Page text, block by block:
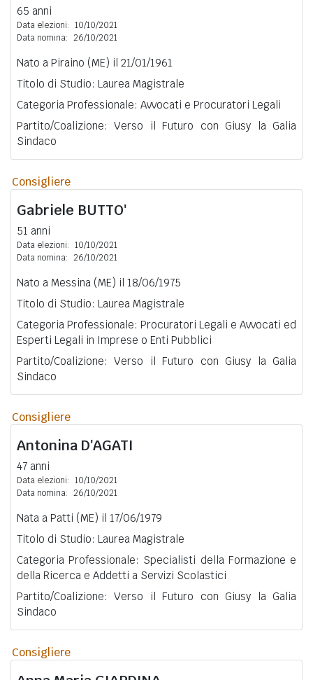
65 anni
Data elezioni: 10/10/2021
Data nomina: 26/10/2021
Nato a Piraino (ME) il 21/01/1961
Titolo di Studio: Laurea Magistrale
Categoria Professionale: Avvocati e Procuratori Legali
Partito/Coalizione: Verso il Futuro con Giusy la Galia
Sindaco
Consigliere
Gabriele BUTTO'
51 anni
Data elezioni: 10/10/2021
Data nomina: 26/10/2021
Nato a Messina (ME) il 18/06/1975
Titolo di Studio: Laurea Magistrale
Categoria Professionale: Procuratori Legali e Avvocati ed
Esperti Legali in Imprese o Enti Pubblici
Partito/Coalizione: Verso il Futuro con Giusy la Galia
Sindaco
Consigliere
Antonina D'AGATI
47 anni
Data elezioni: 10/10/2021
Data nomina: 26/10/2021
Nata a Patti (ME) il 17/06/1979
Titolo di Studio: Laurea Magistrale
Categoria Professionale: Specialisti della Formazione e
della Ricerca e Addetti a Servizi Scolastici
Partito/Coalizione: Verso il Futuro con Giusy la Galia
Sindaco
Consigliere